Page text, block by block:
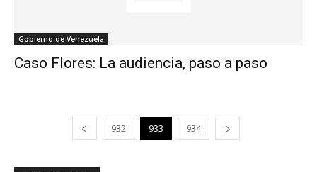
Gobierno de Venezuela
Caso Flores: La audiencia, paso a paso
932 933 934